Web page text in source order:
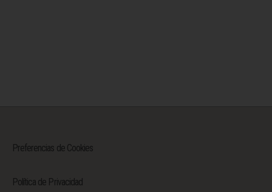
Preferencias de Cookies
Política de Privacidad